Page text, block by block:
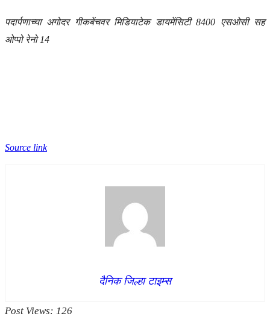
पदार्पणाच्या अगोदर गीकबेंचवर मिडियाटेक डायमेंसिटी 8400 एसओसी सह
ओप्पो रेनो 14
Source link
दैनिक जिल्हा टाइम्स
Post Views: 126